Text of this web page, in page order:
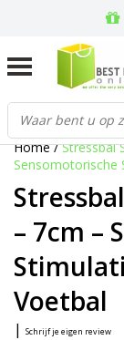
Home/Stressbal
Sensomotorische
– 7cm –
Voetbal
| Schrijf je eigen review